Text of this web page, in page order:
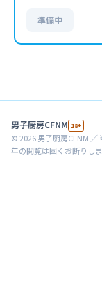
準備中
男子厨房CFNM 18+
©2026男子厨房CFNM
年の閲覧は固くお断りしま